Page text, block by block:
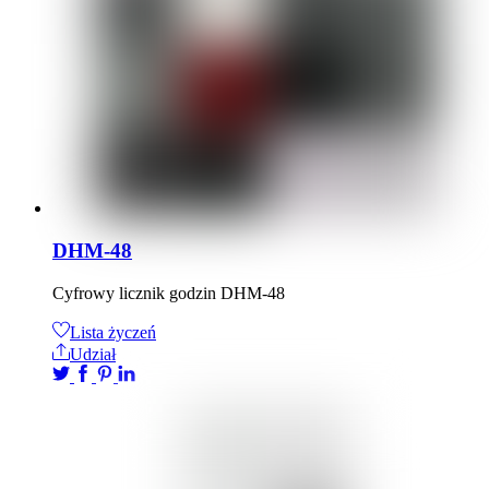
DHM-48
Cyfrowy licznik godzin DHM-48
Lista życzeń
Udział